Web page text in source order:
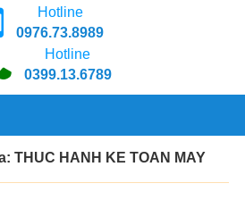
Hotline
0976.73.8989
Hotline
0399.13.6789
THUC HANH KE TOAN MAY